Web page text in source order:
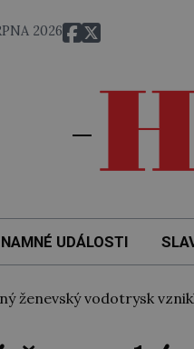
2026
UDÁLOSTI
ženevský vodotrysk